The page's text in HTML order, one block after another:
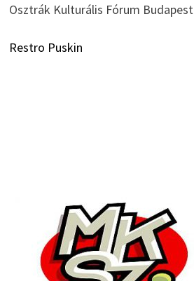
Osztrák Kulturális Fórum Budapest
Restro Puskin